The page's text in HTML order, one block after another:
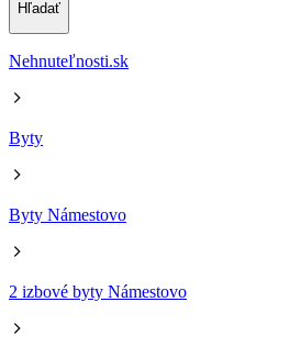
Hľadať
Nehnuteľnosti.sk
Byty
Byty Námestovo
2 izbové byty Námestovo